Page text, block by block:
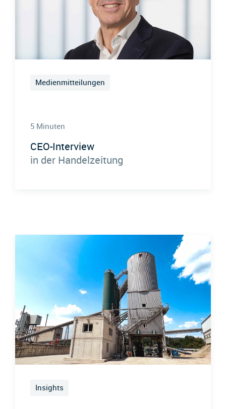
Medienmitteilungen
5 Minuten
CEO-Interview
in der Handelzeitung
Insights